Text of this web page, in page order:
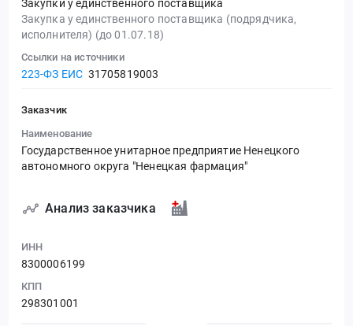
Закупки у единственного поставщика
Закупка у единственного поставщика (подрядчика,
исполнителя) (до 01.07.18)
Ссылки на источники
223-ФЗ ЕИС 31705819003
Заказчик
Наименование
Государственное унитарное предприятие Ненецкого
автономного округа "Ненецкая фармация"
Анализ заказчика
ИНН
8300006199
КПП
298301001